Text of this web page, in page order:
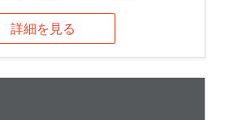
詳細を見る